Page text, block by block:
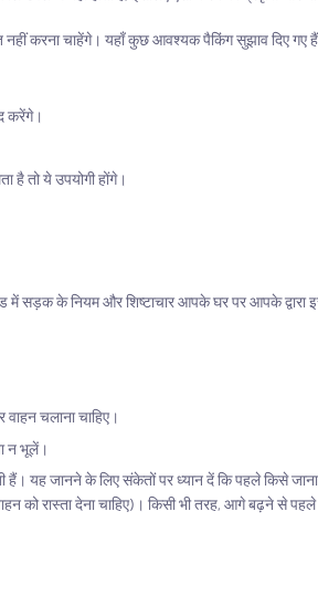
करना चाहेंगे। यहाँ कुछ आवश्यक पैकिंग सुझाव दिए गए
करेंगे।
है तो ये उपयोगी होंगे।
सड़क के नियम और शिष्टाचार आपके घर पर आपके द्वारा
चलाना चाहिए।
न भूलें।
जानने के लिए संकेतों पर ध्यान दें कि पहले किसे जाना
रास्ता देना चाहिए)। किसी भी तरह, आगे बढ़ने से पहले